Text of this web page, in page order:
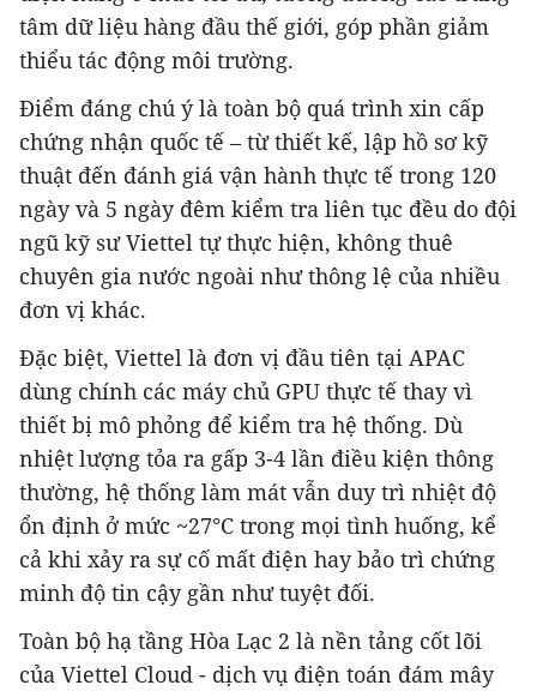
tâm dữ liệu hàng đầu thế giới, góp phần giảm
thiểu tác động môi trường.
Điểm đáng chú ý là toàn bộ quá trình xin cấp
chứng nhận quốc tế – từ thiết kế, lập hồ sơ kỹ
thuật đến đánh giá vận hành thực tế trong 120
ngày và 5 ngày đêm kiểm tra liên tục đều do đội
ngũ kỹ sư Viettel tự thực hiện, không thuê
chuyên gia nước ngoài như thông lệ của nhiều
đơn vị khác.
Đặc biệt, Viettel là đơn vị đầu tiên tại APAC
dùng chính các máy chủ GPU thực tế thay vì
thiết bị mô phỏng để kiểm tra hệ thống. Dù
nhiệt lượng tỏa ra gấp 3-4 lần điều kiện thông
thường, hệ thống làm mát vẫn duy trì nhiệt độ
ổn định ở mức ~27°C trong mọi tình huống, kể
cả khi xảy ra sự cố mất điện hay bảo trì chứng
minh độ tin cậy gần như tuyệt đối.
Toàn bộ hạ tầng Hòa Lạc 2 là nền tảng cốt lõi
của Viettel Cloud - dịch vụ điện toán đám mây